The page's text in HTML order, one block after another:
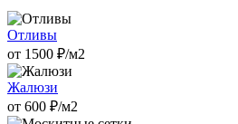
Отливы
от 1500 ₽/м2
Жалюзи
от 600 ₽/м2